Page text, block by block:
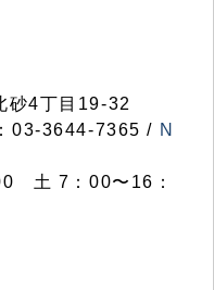
4丁目19-32
03-3644-7365 / N
土 7：00〜16：